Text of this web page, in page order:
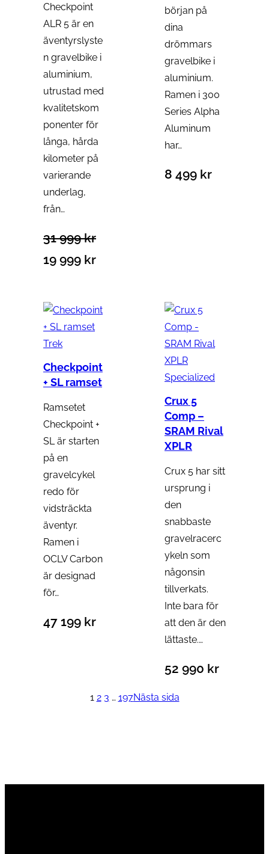
g
l
g
a
p
r
:
3
1
9
9
9
k
r
.
i
s
e
r
p
å
r
e
a
Checkpoint
ALR 5 är en
äventyrslyste
n gravelbike i
aluminium,
utrustad med
kvalitetskom
ponenter för
långa, hårda
kilometer på
varierande
underlag,
från…
31 999kr
D
t
u
r
s
p
r
u
n
g
l
i
g
a
p
i
19 999 krD
v
a
i
:
början på
dina
drömmars
gravelbike i
aluminium.
Ramen i 300
Series Alpha
Aluminum
har…
8 499 kr
Trek
Checkpoint
+ SL ramset
Ramsetet
Checkpoint +
SL är starten
på en
gravelcykel
redo för
vidsträckta
äventyr.
Ramen i
OCLV Carbon
är designad
för…
47 199 kr
Specialized
Crux 5
Comp –
SRAM Rival
XPLR
Crux 5 har sitt
ursprung i
den
snabbaste
gravelracerc
ykeln som
någonsin
tillverkats.
Inte bara för
att den är den
lättaste.…
52 990 kr
1 2 3 … 197Nästa sida